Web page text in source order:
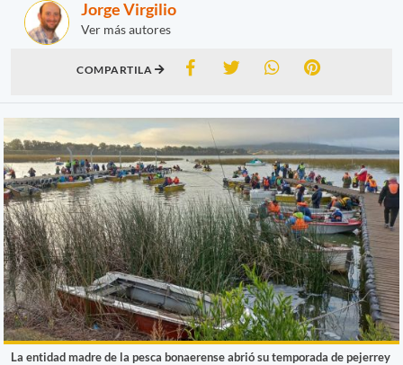
Jorge Virgilio
Ver más autores
COMPARTILA
La entidad madre de la pesca bonaerense abrió su temporada de pejerrey